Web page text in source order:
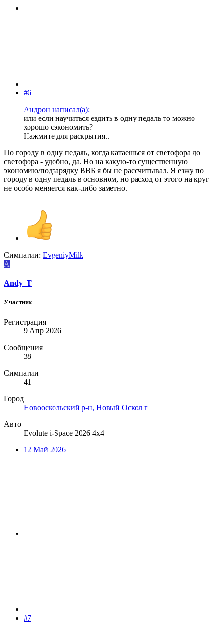
#6
Андрон написал(а):
или если научиться ездить в одну педаль то можно
хорошо сэкономить?
Нажмите для раскрытия...
По городу в одну педаль, когда катаешься от светофора до
светофора - удобно, да. Но на какую-то существенную
экономию/подзарядку ВВБ я бы не рассчитывал. Я езжу по
городу в одну педаль в основном, но расход от этого на круг
не особо меняется как-либо заметно.
Симпатии: EvgeniyMilk
A
Andy_T
Участник
Регистрация
9 Апр 2026
Сообщения
38
Симпатии
41
Город
Новооскольский р-н, Новый Оскол г
Авто
Evolute i-Space 2026 4х4
12 Май 2026
#7